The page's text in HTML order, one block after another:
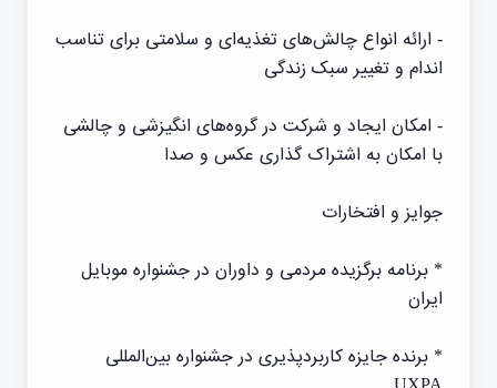
- ارائه انواع چالش‌های تغذیه‌ای و سلامتی برای تناسب
اندام و تغییر سبک زندگی
- امکان ایجاد و شرکت در گروه‌های انگیزشی و چالشی
با امکان به اشتراک گذاری عکس و صدا
جوایز و افتخارات
* برنامه برگزیده مردمی و داوران در جشنواره موبایل
ایران
* برنده جایزه کاربردپذیری در جشنواره بین‌المللی